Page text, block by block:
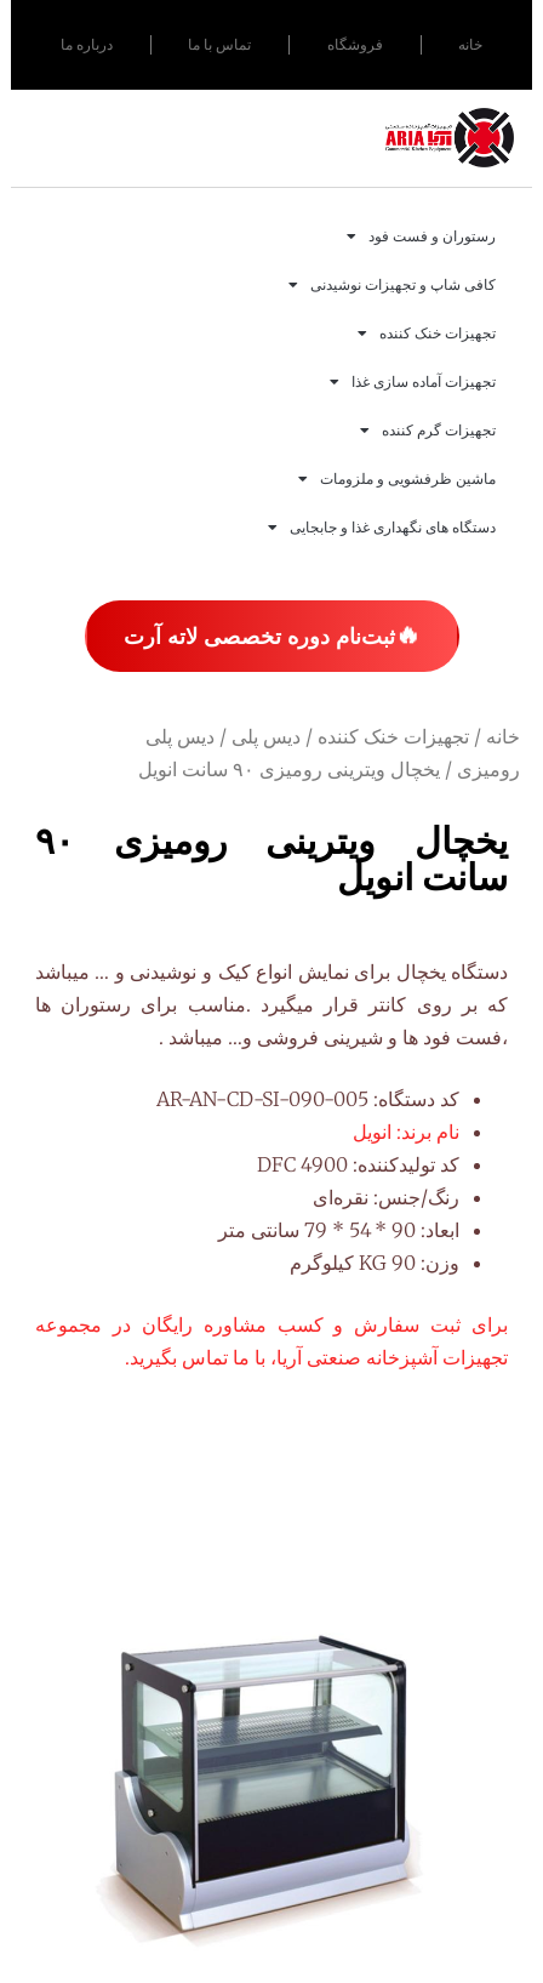
خانه فروشگاه تماس با ما درباره ما
رستوران و فست فود
کافی شاپ و تجهیزات نوشیدنی
تجهیزات خنک کننده
تجهیزات آماده سازی غذا
تجهیزات گرم کننده
ماشین ظرفشویی و ملزومات
دستگاه های نگهداری غذا و جابجایی
🔥ثبت‌نام دوره تخصصی لاته آرت
خانه / تجهیزات خنک کننده / دیس پلی / دیس پلی
رومیزی / یخچال ویترینی رومیزی ۹۰ سانت انویل
یخچال ویترینی رومیزی ۹۰
سانت انویل
دستگاه یخچال برای نمایش انواع کیک و نوشیدنی و … میباشد
که بر روی کانتر قرار میگیرد .مناسب برای رستوران ها
،فست فود ها و شیرینی فروشی و… میباشد .
کد دستگاه: AR-AN-CD-SI-090-005
نام برند: انویل
کد تولیدکننده: DFC 4900
رنگ/جنس: نقره‌ای
ابعاد: 90 * 54 * 79 سانتی متر
وزن: 90 KG کیلوگرم
برای ثبت سفارش و کسب مشاوره رایگان در مجموعه
تجهیزات آشپزخانه صنعتی آریا، با ما تماس بگیرید.